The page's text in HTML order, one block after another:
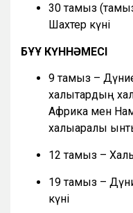
30 тамыз
Шахтер күні
БҰҰ КҮННӘМЕСІ
9 тамыз –
халықтардың
Африка мен
халықаралық
12 тамыз –
19 тамыз –
күні